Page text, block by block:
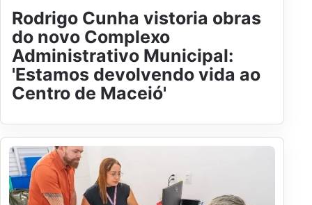
Rodrigo Cunha vistoria obras
do novo Complexo
Administrativo Municipal:
'Estamos devolvendo vida ao
Centro de Maceió'